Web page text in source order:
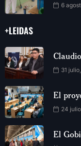
6
+LEIDAS
31
El
24
El